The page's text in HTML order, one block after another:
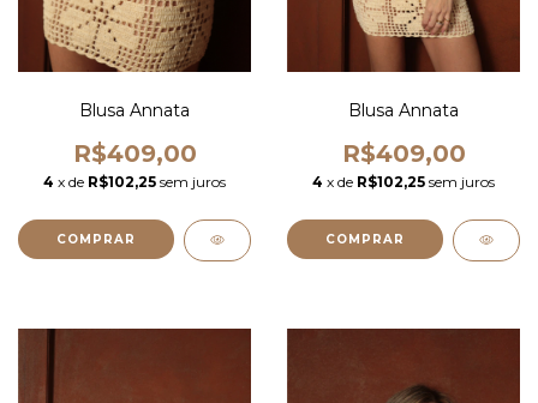
Blusa Annata
R$409,00
4 x de R$102,25 sem juros
COMPRAR
Blusa Annata
R$409,00
4 x de R$102,25 sem juros
COMPRAR